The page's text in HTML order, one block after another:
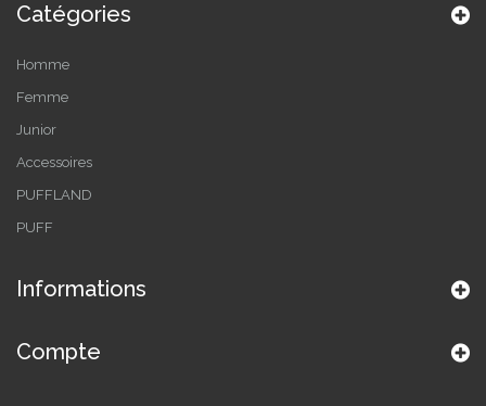
Catégories
Homme
Femme
Junior
Accessoires
PUFFLAND
PUFF
Informations
Compte